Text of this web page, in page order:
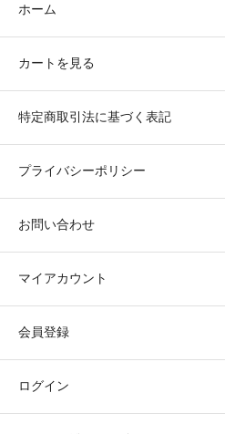
ホーム
カートを見る
特定商取引法に基づく表記
プライバシーポリシー
お問い合わせ
マイアカウント
会員登録
ログイン